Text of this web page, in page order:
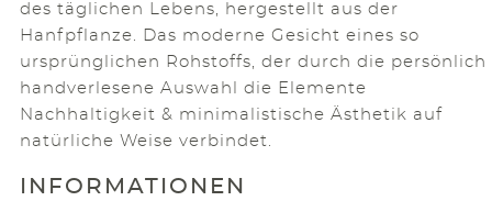
des täglichen Lebens, hergestellt aus der
Hanfpflanze. Das moderne Gesicht eines so
ursprünglichen Rohstoffs, der durch die persönlich
handverlesene Auswahl die Elemente
Nachhaltigkeit & minimalistische Ästhetik auf
natürliche Weise verbindet.
INFORMATIONEN